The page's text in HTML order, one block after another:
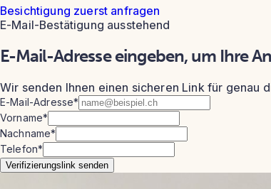
Besichtigung zuerst anfragen
E-Mail-Bestätigung ausstehend
E-Mail-Adresse eingeben, um Ihre
Wir senden Ihnen einen sicheren Link für genau
E-Mail-Adresse*
Vorname*
Nachname*
Telefon*
Verifizierungslink senden